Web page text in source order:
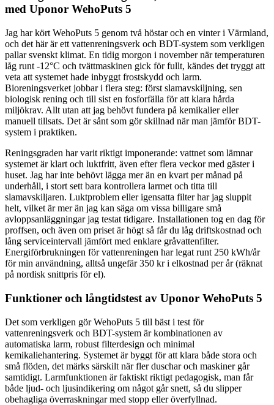
med Uponor WehoPuts 5
Jag har kört WehoPuts 5 genom två höstar och en vinter i Värmland,
och det här är ett vattenreningsverk och BDT-system som verkligen
pallar svenskt klimat. En tidig morgon i november när temperaturen
låg runt -12°C och tvättmaskinen gick för fullt, kändes det tryggt att
veta att systemet hade inbyggt frostskydd och larm.
Bioreningsverket jobbar i flera steg: först slamavskiljning, sen
biologisk rening och till sist en fosforfälla för att klara hårda
miljökrav. Allt utan att jag behövt fundera på kemikalier eller
manuell tillsats. Det är sånt som gör skillnad när man jämför BDT-
system i praktiken.
Reningsgraden har varit riktigt imponerande: vattnet som lämnar
systemet är klart och luktfritt, även efter flera veckor med gäster i
huset. Jag har inte behövt lägga mer än en kvart per månad på
underhåll, i stort sett bara kontrollera larmet och titta till
slamavskiljaren. Luktproblem eller igensatta filter har jag sluppit
helt, vilket är mer än jag kan säga om vissa billigare små
avloppsanläggningar jag testat tidigare. Installationen tog en dag för
proffsen, och även om priset är högt så får du låg driftskostnad och
lång serviceintervall jämfört med enklare gråvattenfilter.
Energiförbrukningen för vattenreningen har legat runt 250 kWh/år
för min användning, alltså ungefär 350 kr i elkostnad per år (räknat
på nordisk snittpris för el).
Funktioner och långtidstest av Uponor WehoPuts 5
Det som verkligen gör WehoPuts 5 till bäst i test för
vattenreningsverk och BDT-system är kombinationen av
automatiska larm, robust filterdesign och minimal
kemikaliehantering. Systemet är byggt för att klara både stora och
små flöden, det märks särskilt när fler duschar och maskiner går
samtidigt. Larmfunktionen är faktiskt riktigt pedagogisk, man får
både ljud- och ljusindikering om något går snett, så du slipper
obehagliga överraskningar med stopp eller överfyllnad.